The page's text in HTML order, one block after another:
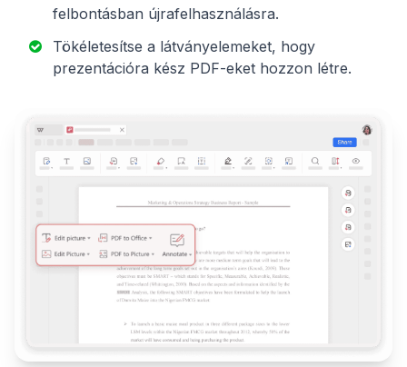
felbontásban újrafelhasználásra.
Tökéletesítse a látványelemeket, hogy
prezentációra kész PDF-eket hozzon létre.